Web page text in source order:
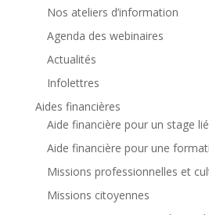
Nos ateliers d’information
Agenda des webinaires
Actualités
Infolettres
Aides financières
Aide financière pour un stage
Aide financière pour une
Missions professionnelles et
Missions citoyennes